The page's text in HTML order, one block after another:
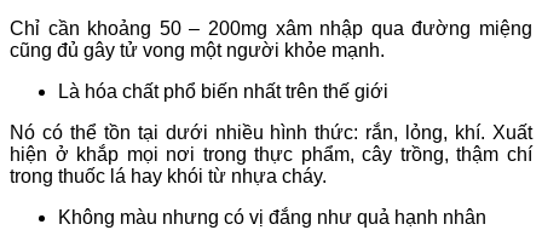
Chỉ cần khoảng 50 – 200mg xâm nhập qua đường miệng
cũng đủ gây tử vong một người khỏe mạnh.
Là hóa chất phổ biến nhất trên thế giới
Nó có thể tồn tại dưới nhiều hình thức: rắn, lỏng, khí. Xuất
hiện ở khắp mọi nơi trong thực phẩm, cây trồng, thậm chí
trong thuốc lá hay khói từ nhựa cháy.
Không màu nhưng có vị đắng như quả hạnh nhân